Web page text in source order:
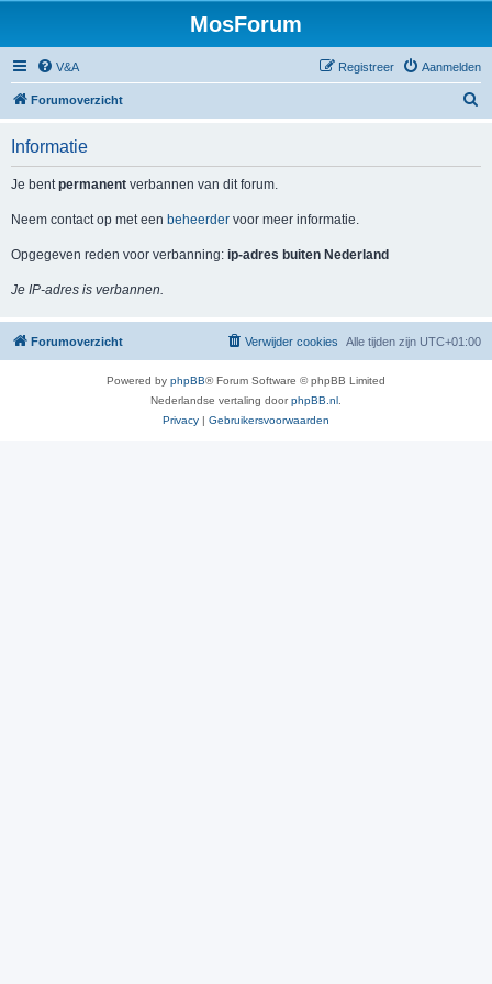
MosForum
V&A Aanmelden
Registreer
Forumoverzicht
Informatie
Je bentpermanent verbannen van dit forum.
Neem contact op met een beheerder voor meer informatie.
Opgegeven reden voor verbanning: ip-adres buiten Nederland
Je IP-adres is verbannen.
Forumoverzicht Alle tijden zijn UTC+01:00
Verwijder cookies
Powered by phpBB® Forum Software © phpBB Limited
Nederlandse vertaling doorphpBB.nl
Privacy | Gebruikersvoorwaarden